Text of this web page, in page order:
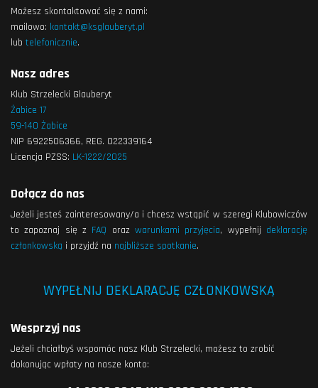
Możesz skontaktować się z nami:
mailowo: kontakt@ksglauberyt.pl
lub telefonicznie.
Nasz adres
Klub Strzelecki Glauberyt
Żabice 17
59-140 Żabice
NIP 6922506366, REG. 022339164
Licencja PZSS: LK-1222/2025
Dołącz do nas
Jeżeli jesteś zainteresowany/a i chcesz wstąpić w szeregi Klubowiczów
to zapoznaj się z FAQ orazwarunkami przyjęcia, wypełnij deklarację
członkowską i przyjdź na najbliższe spotkanie.
WYPEŁNIJ DEKLARACJĘ CZŁONKOWSKĄ
Wesprzyj nas
Jeżeli chciałbyś wspomóc nasz Klub Strzelecki, możesz to zrobić
dokonując wpłaty na nasze konto: